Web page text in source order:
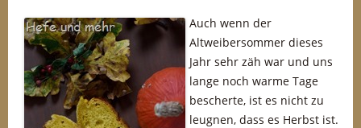
Auch wenn der
Altweibersommer dieses
Jahr sehr zäh war und uns
lange noch warme Tage
bescherte, ist es nicht zu
leugnen, dass es Herbst ist.